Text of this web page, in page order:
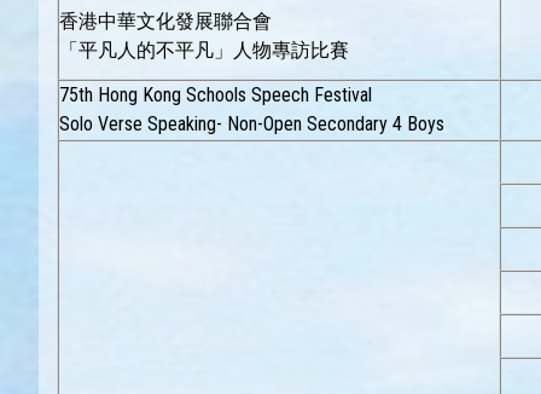
香港中華文化發展聯合會
「平凡人的不平凡」人物專訪比賽
75th Hong Kong Schools Speech Festival
Solo Verse Speaking- Non-Open Secondary 4 Boys